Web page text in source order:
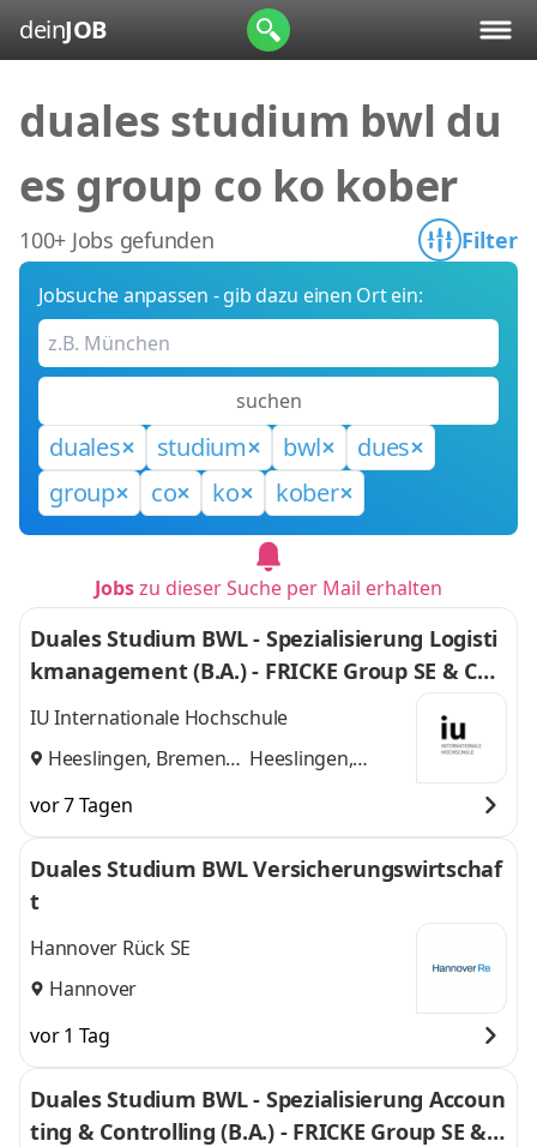
deinJOB
duales studium bwl du
es group co ko kober
100+ Jobs gefunden Filter
Jobsuche anpassen - gib dazu einen Ort ein:
suchen
duales studium bwl
dues
group
co ko kober
Jobszu dieser Suche per Mail erhalten
Duales Studium BWL - Spezialisierung Logisti
kmanagement (B.A.) - FRICKE Group SE & Co.
KG
IU Internationale Hochschule
Heeslingen, Bremen
Heeslingen,
vor 7 Tagen
Duales Studium BWL Versicherungswirtschaf
t
Hannover Rück SE
Hannover
vor 1 Tag
Duales Studium BWL - Spezialisierung Accoun
ting & Controlling (B.A.) - FRICKE Group SE & C